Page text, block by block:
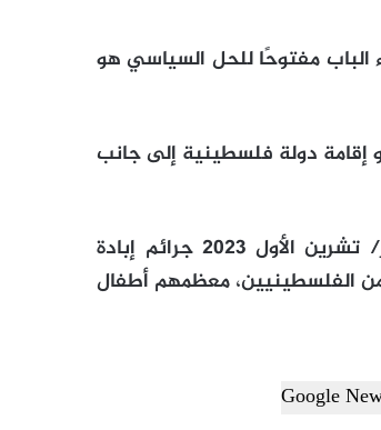
الباب مفتوحًا للحل السياسي هو
إقامة دولة فلسطينية إلى جانب
وترتكب إسرائيل بدعم من الولايات المتحدة الأمريكية منذ 7 أكتوبر/ تشرين الأول 2023 جرائم إبادة
من 162 ألف شهيد وجريح من الفلسطينيين، معظمهم أطفال